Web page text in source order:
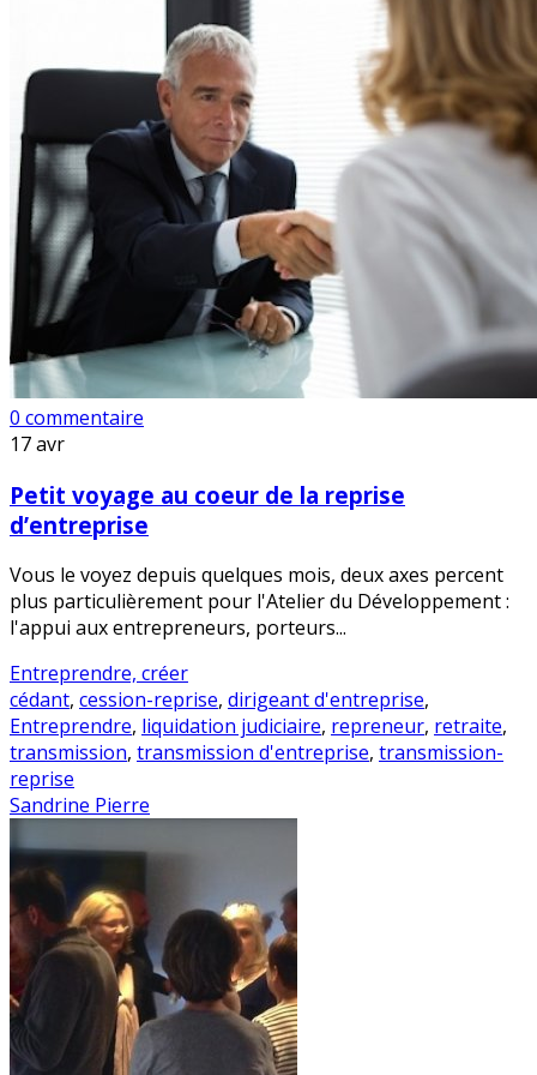
0 commentaire
17avr
Petit voyage au coeur de la reprise
d’entreprise
Vous le voyez depuis quelques mois, deux axes percent
plus particulièrement pour l'Atelier du Développement :
l'appui aux entrepreneurs, porteurs...
Entreprendre, créer
cédant, cession-reprise, dirigeant d'entreprise,
Entreprendre, liquidation judiciaire, repreneur, retraite,
transmission, transmission d'entreprise, transmission-
reprise
Sandrine Pierre